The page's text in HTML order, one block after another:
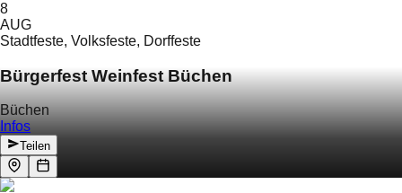
8
AUG
Stadtfeste, Volksfeste, Dorffeste
Bürgerfest Weinfest Büchen
Büchen
Infos
Teilen